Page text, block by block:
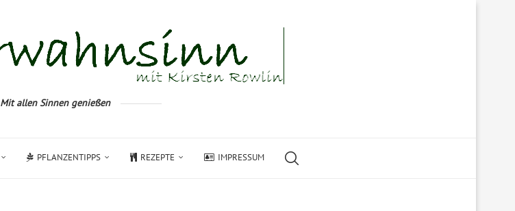
Mit allen Sinnen genießen
PFLANZENTIPPS REZEPTE IMPRESSUM